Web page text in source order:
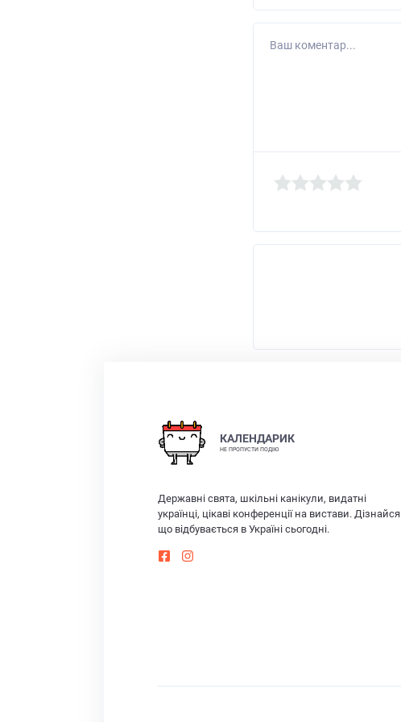
Ваш коментар...
КАЛЕНДАРИК
НЕ ПРОПУСТИ ПОДІЮ
Державні свята, шкільні канікули, видатні
українці, цікаві конференції на вистави. Дізнайся
що відбувається в Україні сьогодні.